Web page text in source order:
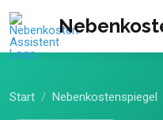
Start Nebenkostenspiegel